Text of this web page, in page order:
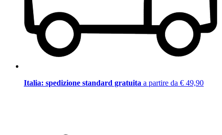
Italia: spedizione standard gratuita a partire da € 49,90